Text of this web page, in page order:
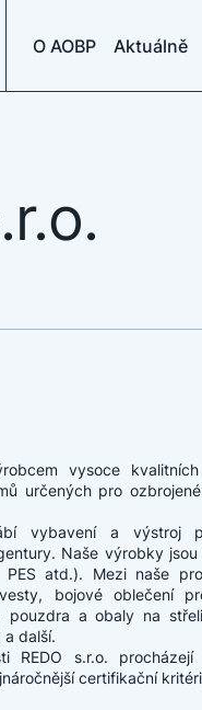
O AOBP Aktuálně
vysoce
určených pro
vybavení a výstroj
Naše výrobky
PES atd.). Mezi naše
bojové oblečení
pouzdra a obaly na
další.
REDO s.r.o. procházejí
certifikační